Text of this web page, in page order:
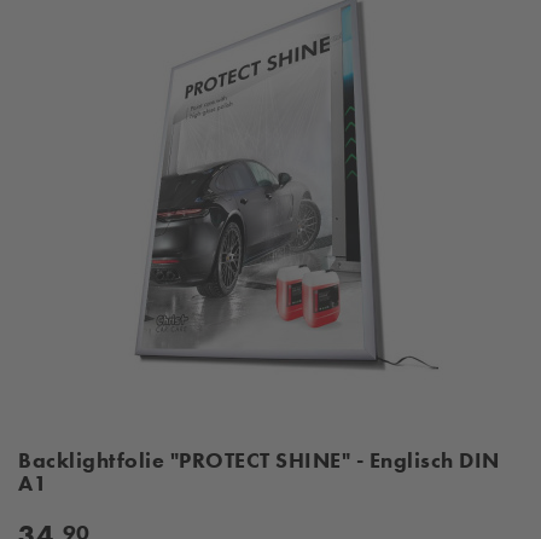
Backlightfolie "PROTECT SHINE" - Englisch DIN
A1
90